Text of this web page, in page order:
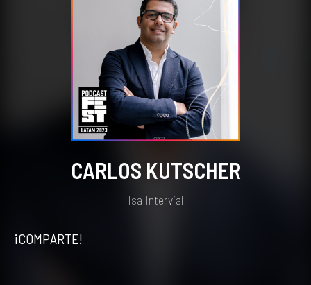
CARLOS KUTSCHER
Isa Intervial
¡COMPARTE!